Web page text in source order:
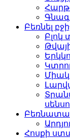
Բեռնել
Բլոկ
Միակ
Հոսքի